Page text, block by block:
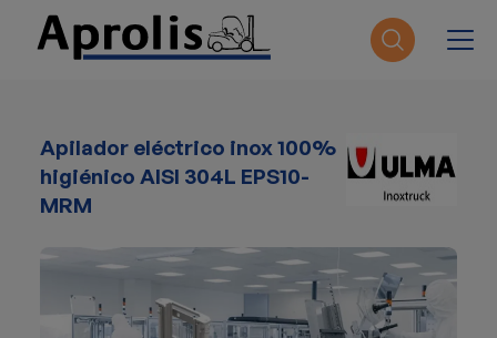
Pasar al contenido principal
Apilador eléctrico inox 100%
higiénico AISI 304L EPS10-
MRM